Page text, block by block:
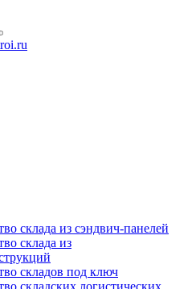
склада из сэндвич-панелей
склада из
складов под ключ
складских логистических